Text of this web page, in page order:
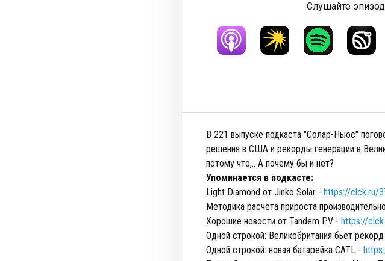
Слушайте
В 221 выпуске подкаста "Солар-Ньюс"
решения в США и рекорды генерации в
потому что,.. А почему бы и нет?
Упоминается в подкасте:
Light Diamond от Jinko Solar - https://clck.ru/
Методика расчёта прироста
Хорошие новости от Tandem PV - https://
Одной строкой: Великобритания бьёт
Одной строкой: новая батарейка CATL -